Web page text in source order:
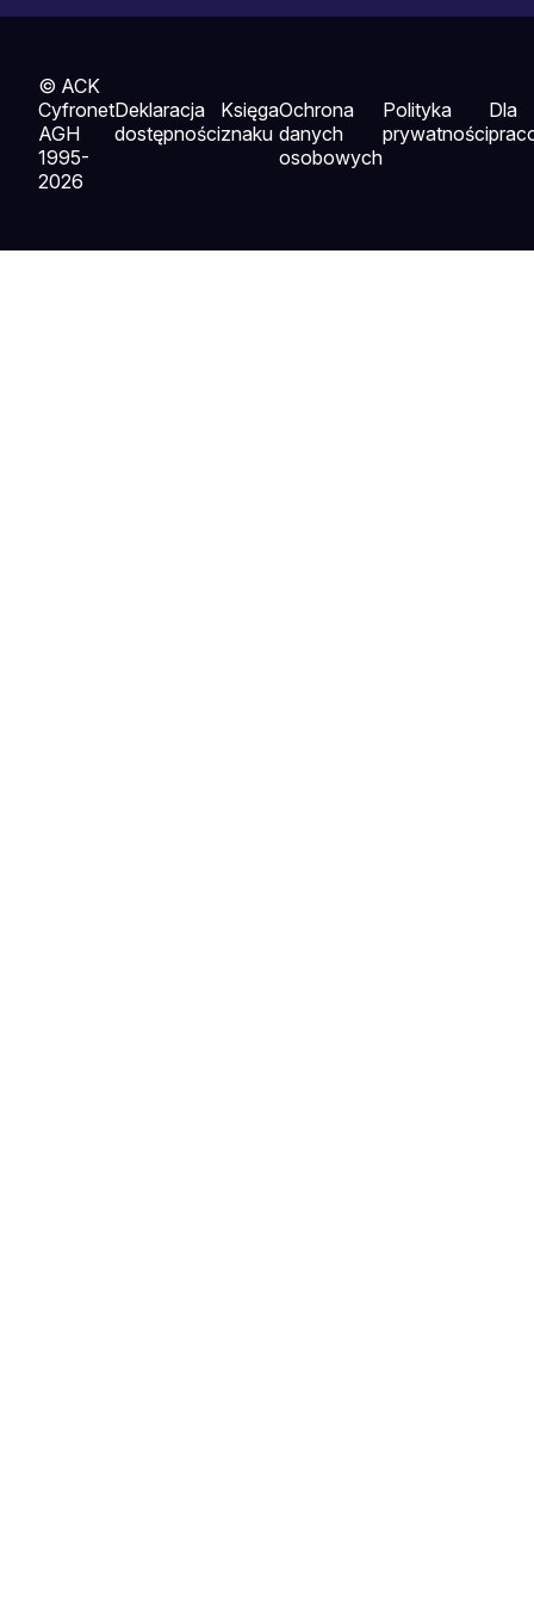
© ACK
Cyfronet
AGH
1995-
2026
Deklaracja
dostępności
Księga
znaku
Ochrona
danych
osobowych
Polityka
prywatności
Dla